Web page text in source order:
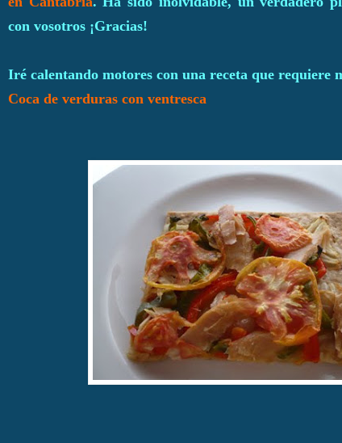
con vosotros ¡Gracias!
Iré calentando motores con una receta que requiere
Coca de verduras con ventresca